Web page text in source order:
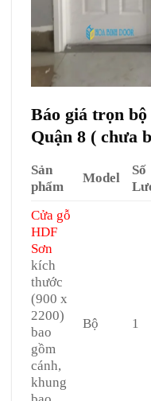
Báo giá trọn
Quận 8 ( chưa
Sản
phẩm
Model
Số
Cửa gỗ
HDF
Sơn
kích
thước
(900 x
2200)
bao
gồm
cánh,
khung
Bộ 1